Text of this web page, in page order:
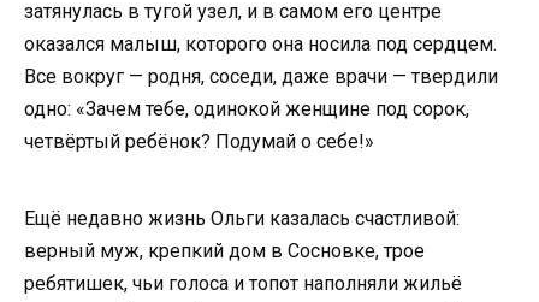
затянулась в тугой узел, и в самом его центре
оказался малыш, которого она носила под сердцем.
Все вокруг — родня, соседи, даже врачи — твердили
одно: «Зачем тебе, одинокой женщине под сорок,
четвёртый ребёнок? Подумай о себе!»
Ещё недавно жизнь Ольги казалась счастливой:
верный муж, крепкий дом в Сосновке, трое
ребятишек, чьи голоса и топот наполняли жильё